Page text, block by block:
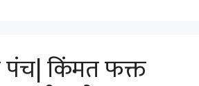
पंच| किंमत फक्त